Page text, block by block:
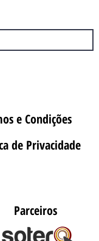
e Condições
de Privacidade
Parceiros